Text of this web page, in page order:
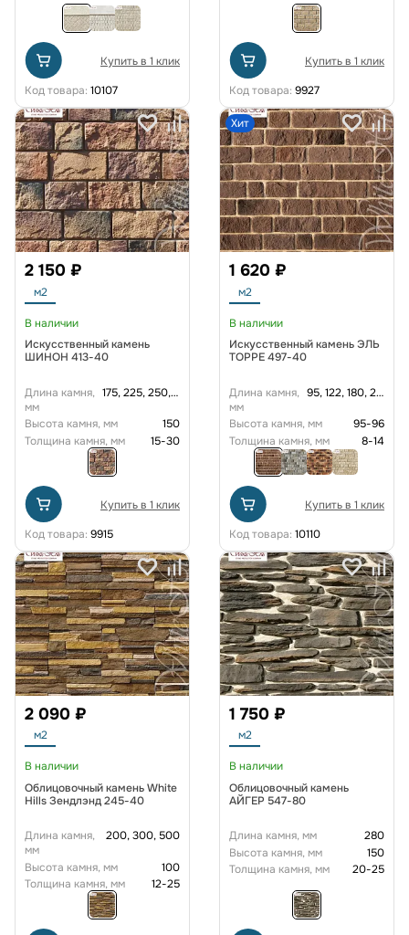
Купить в 1 клик
Код товара: 10107
Купить в 1 клик
Код товара: 9927
2 150 ₽
м2
В наличии
Искусственный камень
ШИНОН 413-40
Длина камня,
мм
175, 225, 250, 275, 320
Высота камня, мм
150
Толщина камня, мм
15-30
Купить в 1 клик
Код товара: 9915
Хит
1 620 ₽
м2
В наличии
Искусственный камень ЭЛЬ
ТОРРЕ 497-40
Длина камня,
мм
95, 122, 180, 251
Высота камня, мм
95-96
Толщина камня, мм
8-14
Купить в 1 клик
Код товара: 10110
2 090 ₽
м2
В наличии
Облицовочный камень White
Hills Зендлэнд 245-40
Длина камня,
мм
200, 300, 500
Высота камня, мм
100
Толщина камня, мм
12-25
1 750 ₽
м2
В наличии
Облицовочный камень
АЙГЕР 547-80
Длина камня, мм
280
Высота камня, мм
150
Толщина камня, мм
20-25